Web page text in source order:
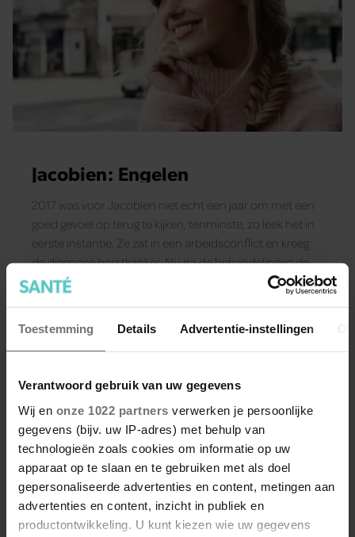
Toestemming Details Advertentie-instellingen
Verantwoord gebruik van uw gegevens
Wij en onze 1022 partners verwerken je persoonlijke
gegevens (bijv. uw IP-adres) met behulp van
technologieën zoals cookies om informatie op uw
apparaat op te slaan en te gebruiken met als doel
gepersonaliseerde advertenties en content, metingen aan
advertenties en content, inzicht in publiek en
productontwikkeling. U kunt kiezen wie uw gegevens
Jacobien: Engelen
2017 was voor Jacobien niet echt een jaar om met een
goed gevoel op terug te kijken, tenminste, zo leek het in
eerste instantie. Ze zat in een arbeidsconflict en kreeg
de diagnose borstkanker. Nu na de behandelingen de
mist optrekt, schrijft ze over leven met kanker,
moederschap en wat er verder op haar pad komt van